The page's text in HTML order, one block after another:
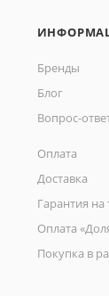
Бренды
Блог
Вопрос-
Оплата
Доставка
Гарантия на
Оплата
Покупка в